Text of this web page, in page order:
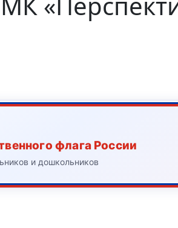
флага России
и дошкольников